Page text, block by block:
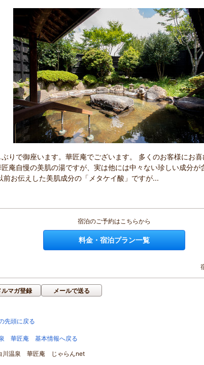
ぶりで御座います。華匠庵でございます。 多くのお客様にお
匠庵自慢の美肌の湯ですが、実は他には中々ない珍しい成分が
前お伝えした美肌成分の「メタケイ酸」ですが...
宿泊のご予約はこちらから
料金・宿泊プラン一覧
ルマガ登録 メールで送る
先頭に戻る
華匠庵 基本情報へ戻る
川温泉 華匠庵 じゃらんnet